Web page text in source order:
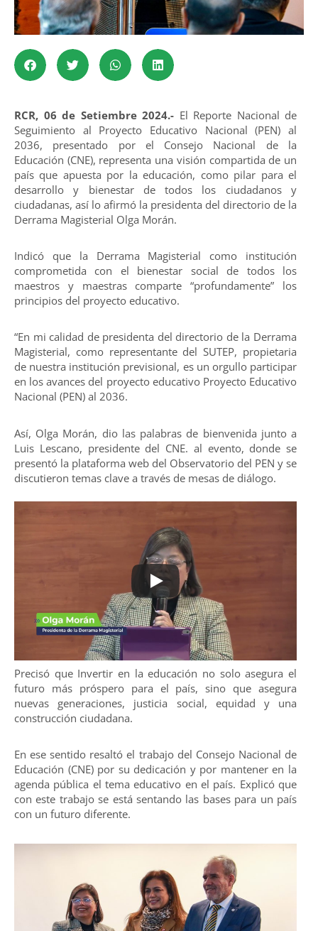
RCR, 06 de Setiembre 2024.- El Reporte Nacional de
Seguimiento al Proyecto Educativo Nacional (PEN) al
2036, presentado por el Consejo Nacional de la
Educación (CNE), representa una visión compartida de un
país que apuesta por la educación, como pilar para el
desarrollo y bienestar de todos los ciudadanos y
ciudadanas, así lo afirmó la presidenta del directorio de la
Derrama Magisterial Olga Morán.
Indicó que la Derrama Magisterial como institución
comprometida con el bienestar social de todos los
maestros y maestras comparte “profundamente” los
principios del proyecto educativo.
“En mi calidad de presidenta del directorio de la Derrama
Magisterial, como representante del SUTEP, propietaria
de nuestra institución previsional, es un orgullo participar
en los avances del proyecto educativo Proyecto Educativo
Nacional (PEN) al 2036.
Así, Olga Morán, dio las palabras de bienvenida junto a
Luis Lescano, presidente del CNE. al evento, donde se
presentó la plataforma web del Observatorio del PEN y se
discutieron temas clave a través de mesas de diálogo.
Precisó que Invertir en la educación no solo asegura el
futuro más próspero para el país, sino que asegura
nuevas generaciones, justicia social, equidad y una
construcción ciudadana.
En ese sentido resaltó el trabajo del Consejo Nacional de
Educación (CNE) por su dedicación y por mantener en la
agenda pública el tema educativo en el país. Explicó que
con este trabajo se está sentando las bases para un país
con un futuro diferente.